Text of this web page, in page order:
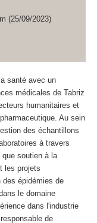
(25/09/2023)
santé avec un
médicales de Tabriz
humanitaires et
Au sein
des échantillons
à travers
que soutien à la
les projets
des épidémies de
le domaine
dans l'industrie
de